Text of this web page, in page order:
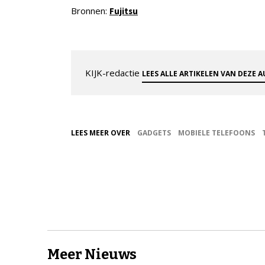
Bronnen: Fujitsu
KIJK-redactie LEES ALLE ARTIKELEN VAN DEZE
LEES MEER OVER GADGETS MOBIELE TELEFOONS
Meer Nieuws